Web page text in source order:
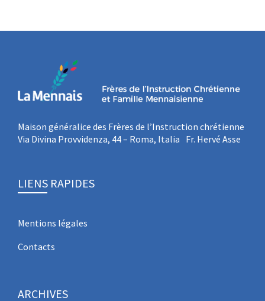
Maison généralice des Frères de l’Instruction chrétienne
Via Divina Provvidenza, 44 – Roma, Italia Fr. Hervé Asse
LIENS RAPIDES
Mentions légales
Contacts
ARCHIVES